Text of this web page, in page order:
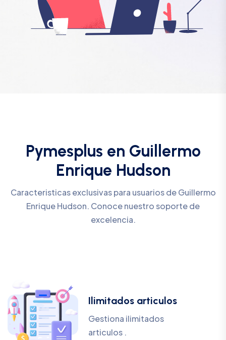
Pymesplus en Guillermo
Enrique Hudson
Caracteristicas exclusivas para usuarios de Guillermo
Enrique Hudson. Conoce nuestro soporte de
excelencia.
Ilimitados articulos
Gestiona ilimitados
articulos .